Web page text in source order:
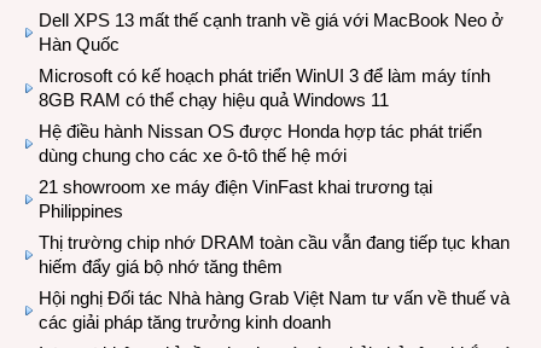
Dell XPS 13 mất thế cạnh tranh về giá với MacBook Neo ở
Hàn Quốc
Microsoft có kế hoạch phát triển WinUI 3 để làm máy tính
8GB RAM có thể chạy hiệu quả Windows 11
Hệ điều hành Nissan OS được Honda hợp tác phát triển
dùng chung cho các xe ô-tô thế hệ mới
21 showroom xe máy điện VinFast khai trương tại
Philippines
Thị trường chip nhớ DRAM toàn cầu vẫn đang tiếp tục khan
hiếm đẩy giá bộ nhớ tăng thêm
Hội nghị Đối tác Nhà hàng Grab Việt Nam tư vấn về thuế và
các giải pháp tăng trưởng kinh doanh